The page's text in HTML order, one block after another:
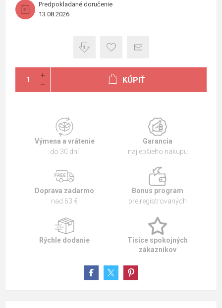
Predpokladané doručenie
13.08.2026
KÚPIŤ
Výmena a vrátenie
do 30 dní
Garancia
najlepšieho nákupu
Doprava zadarmo
nad 63 €
Bonus program
pre registrovaných
Rýchle dodanie
Tisíce spokojných
zákazníkov